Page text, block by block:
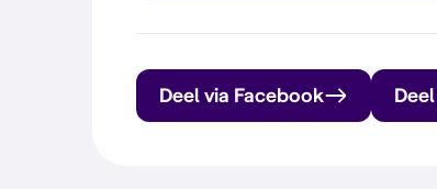
Deel via Facebook